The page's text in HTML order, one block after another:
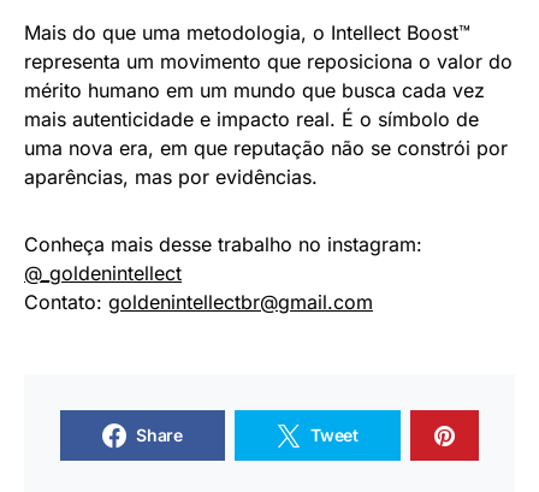
Mais do que uma metodologia, o Intellect Boost™
representa um movimento que reposiciona o valor do
mérito humano em um mundo que busca cada vez
mais autenticidade e impacto real. É o símbolo de
uma nova era, em que reputação não se constrói por
aparências, mas por evidências.
Conheça mais desse trabalho no instagram:
@_goldenintellect
Contato: goldenintellectbr@gmail.com
Share Tweet